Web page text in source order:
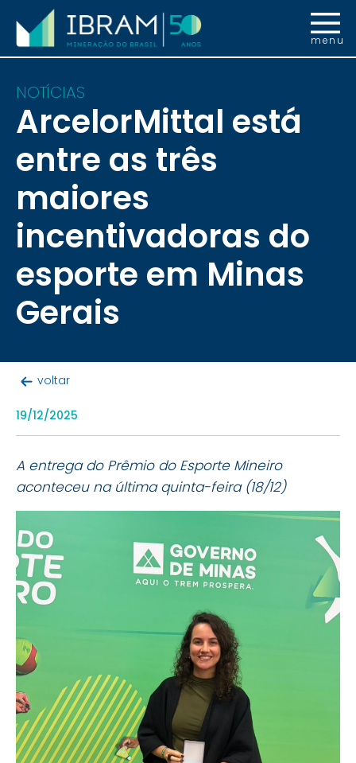
menu
NOTÍCIAS
ArcelorMittal está
entre as três
maiores
incentivadoras do
esporte em Minas
Gerais
voltar
19/12/2025
A entrega do Prêmio do Esporte Mineiro
aconteceu na última quinta-feira (18/12)